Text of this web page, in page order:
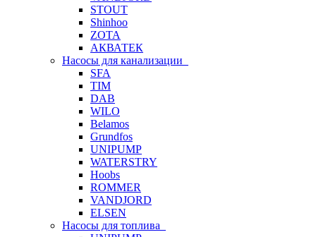
STOUT
Shinhoo
ZOTA
АКВАТЕК
Насосы для канализации
SFA
TIM
DAB
WILO
Belamos
Grundfos
UNIPUMP
WATERSTRY
Hoobs
ROMMER
VANDJORD
ELSEN
Насосы для топлива